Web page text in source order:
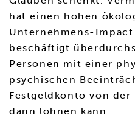
hat einen hohen
Unternehmens-
beschäftigt
Personen mit einer
psychischen
Festgeldkonto von
dann lohnen kann.